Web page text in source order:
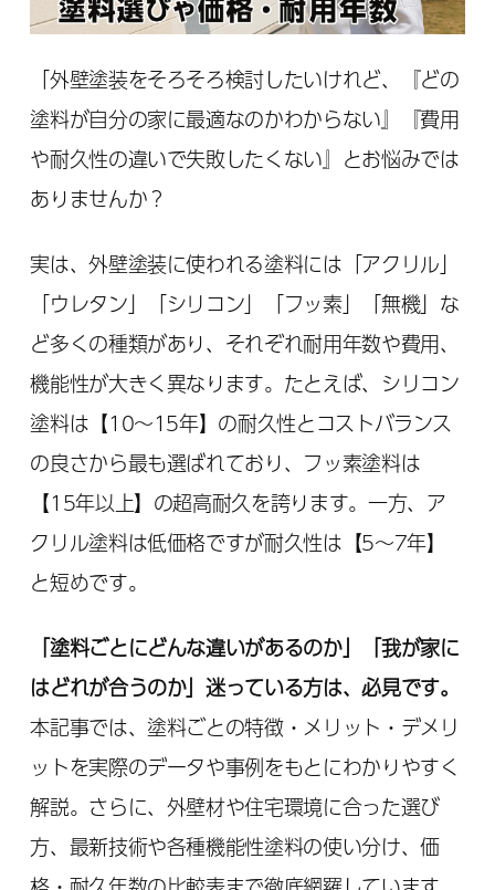
「外壁塗装をそろそろ検討したいけれど、『どの
塗料が自分の家に最適なのかわからない』『費用
や耐久性の違いで失敗したくない』とお悩みでは
ありませんか？
実は、外壁塗装に使われる塗料には「アクリル」
「ウレタン」「シリコン」「フッ素」「無機」な
ど多くの種類があり、それぞれ耐用年数や費用、
機能性が大きく異なります。たとえば、シリコン
塗料は【10～15年】の耐久性とコストバランス
の良さから最も選ばれており、フッ素塗料は
【15年以上】の超高耐久を誇ります。一方、ア
クリル塗料は低価格ですが耐久性は【5～7年】
と短めです。
「塗料ごとにどんな違いがあるのか」「我が家に
はどれが合うのか」迷っている方は、必見です。
本記事では、塗料ごとの特徴・メリット・デメリ
ットを実際のデータや事例をもとにわかりやすく
解説。さらに、外壁材や住宅環境に合った選び
方、最新技術や各種機能性塗料の使い分け、価